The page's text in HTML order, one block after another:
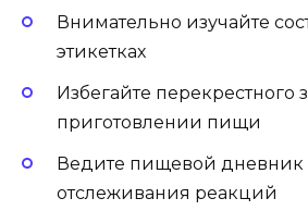
Внимательно изучайте
этикетках
Избегайте перекрестного
приготовлении пищи
Ведите пищевой дневник
отслеживания реакций